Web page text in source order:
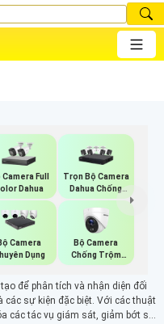
Camera Full
Dahua
Trọn Bộ Camera
Dahua Chống
Trộm
Camera
Dụng
Bộ Camera
Chống Trộm
Hikvision
để phân tích và nhận diện đối
sự kiện đặc biệt. Với các thuật
các tác vụ giám sát, giảm bớt sự